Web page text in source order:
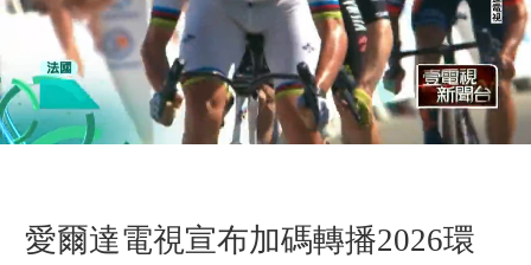
愛爾達電視宣布加碼轉播2026環